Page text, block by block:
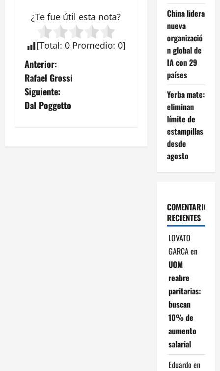
¿Te fue útil esta nota?
[Total: 0 Promedio: 0]
N
a
v
g
Anterior:
Rafael Grossi
Siguiente:
Dal Poggetto
China lidera
nueva
organizació
n global de
IA con 29
países
Yerba mate:
eliminan
límite de
estampillas
desde
agosto
COMENTARIOS
RECIENTES
LOVATO
GARCAen
UOM
reabre
paritarias:
buscan
10% de
aumento
salarial
Eduardo en